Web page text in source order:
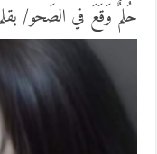
حُلمٌ وَقَعَ في الصَحو/